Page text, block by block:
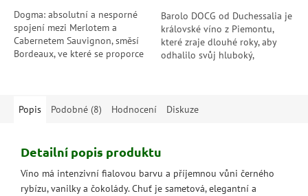
Dogma: absolutní a nesporné
spojení mezi Merlotem a
Cabernetem Sauvignon, směsí
Bordeaux, ve které se proporce
Barolo DOCG od Duchessalia je
královské víno z Piemontu,
které zraje dlouhé roky, aby
odhalilo svůj hluboký,
Popis
Podobné (8) Hodnocení Diskuze
Detailní popis produktu
Víno má intenzivní fialovou barvu a příjemnou vůni černého
rybízu, vanilky a čokolády. Chuť je sametová, elegantní a